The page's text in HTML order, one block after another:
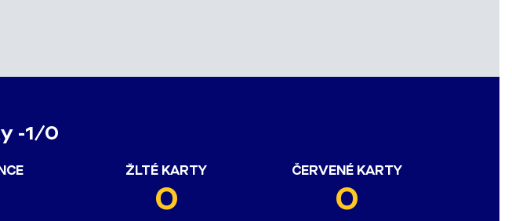
-1/0
ŽLTÉ KARTY
0
ČERVENÉ KARTY
0